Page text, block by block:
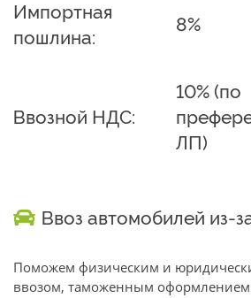
Импортная
пошлина:
8%
Ввозной НДС:
10% (по
ЛП)
Ввоз автомобилей из-
Поможем физическим и
ввозом, таможенным